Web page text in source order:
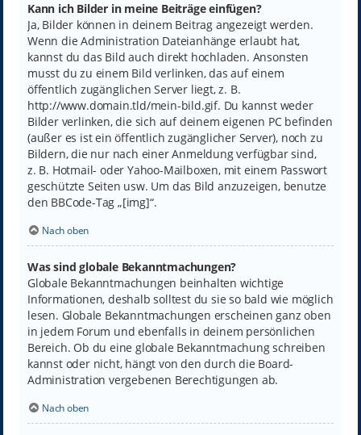
Kann ich Bilder in meine Beiträge einfügen?
Ja, Bilder können in deinem Beitrag angezeigt werden.
Wenn die Administration Dateianhänge erlaubt hat,
kannst du das Bild auch direkt hochladen. Ansonsten
musst du zu einem Bild verlinken, das auf einem
öffentlich zugänglichen Server liegt, z. B.
http://www.domain.tld/mein-bild.gif. Du kannst weder
Bilder verlinken, die sich auf deinem eigenen PC befinden
(außer es ist ein öffentlich zugänglicher Server), noch zu
Bildern, die nur nach einer Anmeldung verfügbar sind,
z. B. Hotmail- oder Yahoo-Mailboxen, mit einem Passwort
geschützte Seiten usw. Um das Bild anzuzeigen, benutze
den BBCode-Tag „[img]“.
Nach oben
Was sind globale Bekanntmachungen?
Globale Bekanntmachungen beinhalten wichtige
Informationen, deshalb solltest du sie so bald wie möglich
lesen. Globale Bekanntmachungen erscheinen ganz oben
in jedem Forum und ebenfalls in deinem persönlichen
Bereich. Ob du eine globale Bekanntmachung schreiben
kannst oder nicht, hängt von den durch die Board-
Administration vergebenen Berechtigungen ab.
Nach oben